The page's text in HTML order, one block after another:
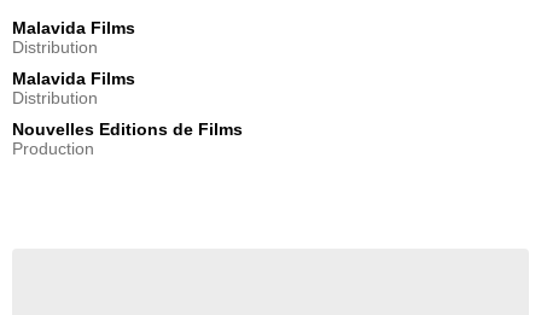
Malavida Films
Distribution
Malavida Films
Distribution
Nouvelles Editions de Films
Production